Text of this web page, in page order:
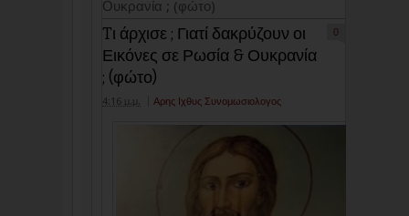
Ουκρανία ; (φώτο)
Tι άρχισε ; Γιατί δακρύζουν οι
Εικόνες σε Ρωσία & Ουκρανία
; (φώτο)
4:16 μ.μ. Αρης Ιχθυς Συνομωσιολογος
0